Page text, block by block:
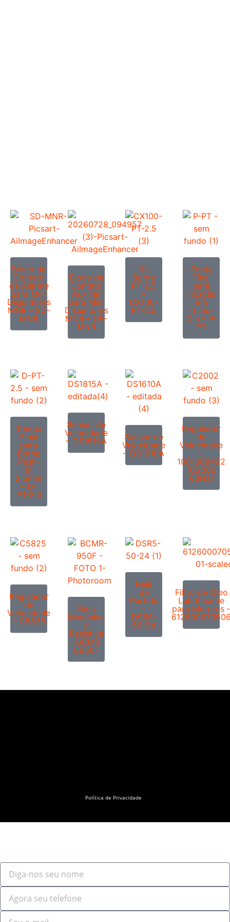
Bloco de
Contato
de Alarme
para Mini
Disjuntores
MNR – SD-
MNR
Bloco de
Contato
Auxiliar
para Mini
Disjuntores
MNR – OF-
MNR
Kit
Borne
PT-2.5
–
CX100-
PT-2.5
Poste
Final
para
Fixação
em
Trilho-
Din – P-
PT
Tampa
Final
para
Borne
Push-
in
2,5mm
– D-
PT-2.5
Sensor de
Velocidade
– DS1815A
Sensor de
Velocidade
– DS1610A
Regulador
de
Velocidade
–
1001668492
(C2002
60Hz)
Regulador
de
Velocidade
– C5825
Boia
Mecânica
e
Resistiva
– BCMR-
E950F
Relé
de
Partida
–
DSR5-
50-24
Filtro de Óleo
Lubrificante
para Motores
Política de Privacidade